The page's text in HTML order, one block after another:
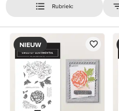
Rubriek:
NIEUW